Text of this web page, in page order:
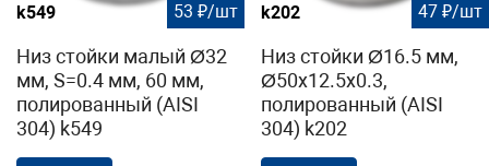
k549 53 ₽/шт
Низ стойки малый Ø32
мм, S=0.4 мм, 60 мм,
полированный (AISI
304) k549
k202 47 ₽/шт
Низ стойки Ø16.5 мм,
Ø50х12.5х0.3,
полированный (AISI
304) k202